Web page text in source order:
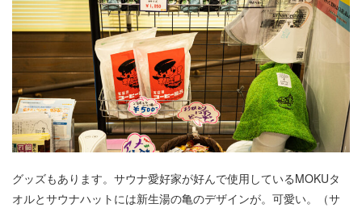
グッズもあります。サウナ愛好家が好んで使用しているMOKUタ
オルとサウナハットには新生湯の亀のデザインが。可愛い。（サ